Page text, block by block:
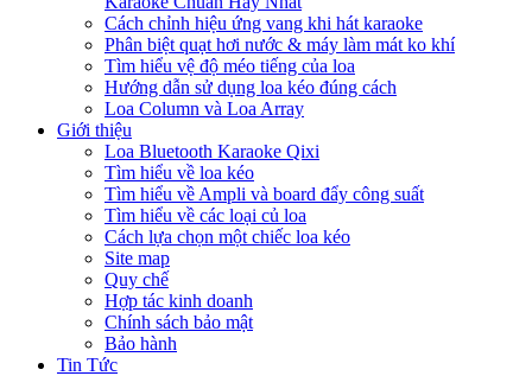
Cách chỉnh hiệu ứng vang khi hát karaoke
Phân biệt quạt hơi nước & máy làm mát ko khí
Tìm hiểu vệ độ méo tiếng của loa
Hướng dẫn sử dụng loa kéo đúng cách
Loa Column và Loa Array
Giới thiệu
Loa Bluetooth Karaoke Qixi
Tìm hiểu về loa kéo
Tìm hiểu về Ampli và board đẩy công suất
Tìm hiểu về các loại củ loa
Cách lựa chọn một chiếc loa kéo
Site map
Quy chế
Hợp tác kinh doanh
Chính sách bảo mật
Bảo hành
Tin Tức